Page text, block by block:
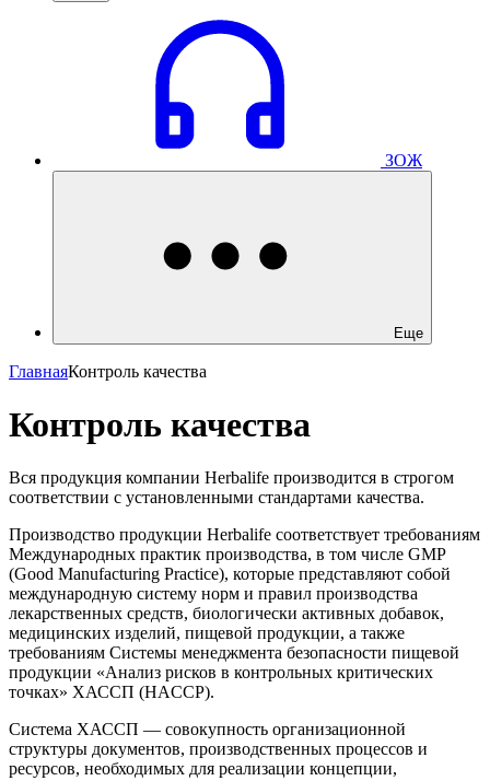
ЗОЖ
Еще
ГлавнаяКонтроль качества
Контроль качества
Вся продукция компании Herbalife производится в строгом
соответствии с установленными стандартами качества.
Производство продукции Herbalife соответствует требованиям
Международных практик производства, в том числе GMP
(Good Manufacturing Practice), которые представляют собой
международную систему норм и правил производства
лекарственных средств, биологически активных добавок,
медицинских изделий, пищевой продукции, а также
требованиям Системы менеджмента безопасности пищевой
продукции «Анализ рисков в контрольных критических
точках» ХАССП (HAССP).
Система ХАССП — совокупность организационной
структуры документов, производственных процессов и
ресурсов, необходимых для реализации концепции,